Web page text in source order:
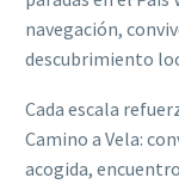
navegación,
descubrimiento
Cada escala
Camino a Vela:
acogida,